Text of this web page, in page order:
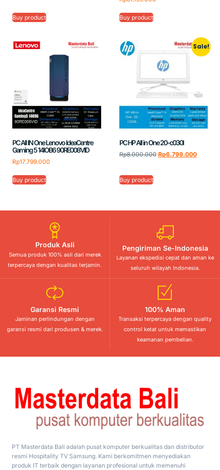
Buy product Buy product
PC All IN One Lenovo IdeaCentre
Gaming 5 14IOB6 90RE008VID
Rp17.799.000
Buy product
Sale!
PC HP All in One 20-c030l
Rp8.000.000 Rp6.799.000
Buy product
Produk Asli
Semua produk 100% asli dari merek
terpercaya dengan kualitas terjamin.
Pengiriman Se-Indonesia
Layanan ekspedisi cepat dan aman ke
seluruh wilayah Indonesia.
Garansi Resmi
Jaminan perlindungan dengan
garansi resmi dari produsen & merek.
100% Aman
Transaksi terpercaya dengan quality
control ketat untuk memastikan
keamanan pembelian.
PT Masterdata Bali adalah pusat komputer berkualitas dan distributor
resmi Hospitality TV Samsung. Kami berkomitmen menyediakan
produk IT terbaik dengan layanan profesional untuk memenuhi